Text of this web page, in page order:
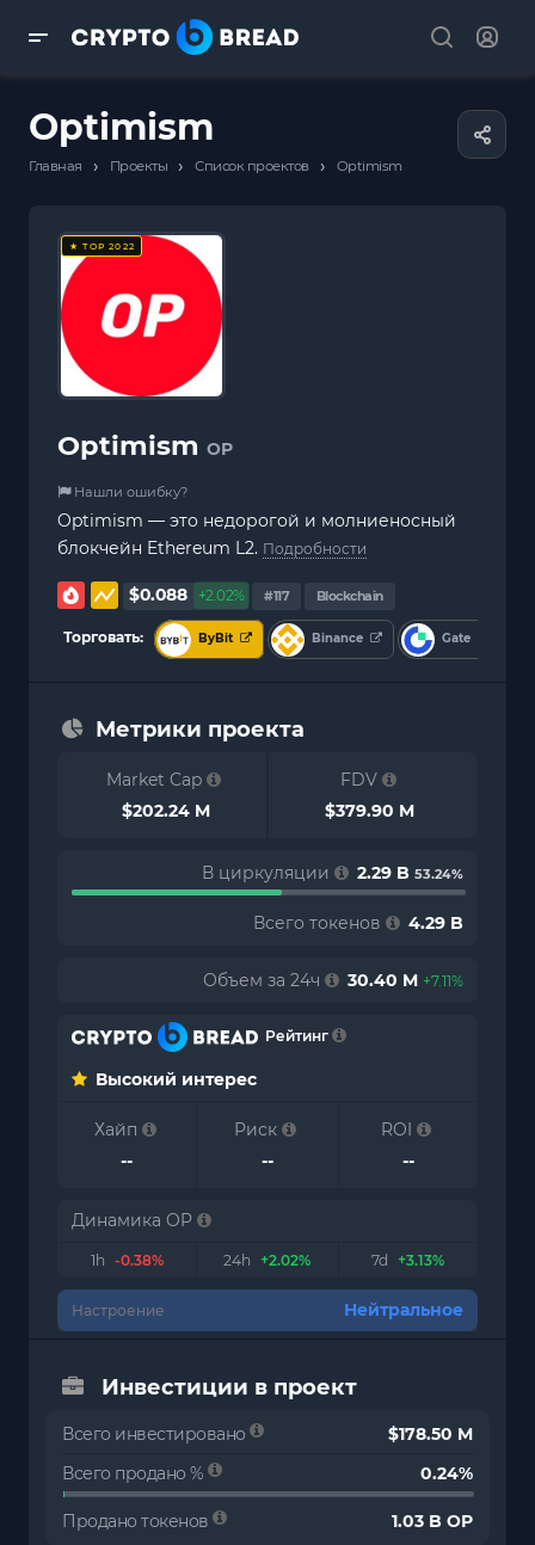
Optimism
Главная › Проекты › Список проектов › Optimism
★ TOP 2022
Optimism OP
Нашли ошибку?
Optimism — это недорогой и молниеносный
блокчейн Ethereum L2. Подробности
$0.088 +2.02% #117 Blockchain
Торговать: ByBit Binance Gate
Метрики проекта
Market Cap
$202.24 M
FDV
$379.90 M
В циркуляции 2.29 B 53.24%
Всего токенов 4.29 B
Объем за 24ч 30.40 M +7.11%
Рейтинг
Высокий интерес
Хайп
--
Риск
--
ROI
--
Динамика OP
1h -0.38% 24h +2.02% 7d +3.13%
Настроение Нейтральное
Инвестиции в проект
Всего инвестировано
$178.50 M
Всего продано %
0.24%
Продано токенов 1.03 B OP